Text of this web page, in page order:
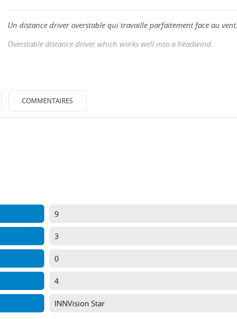
Un distance driver overstablequi travaille parfaitement face au vent.
Overstable distance driver which works well into a headwind.
COMMENTAIRES
9
3
0
4
INNVision Star